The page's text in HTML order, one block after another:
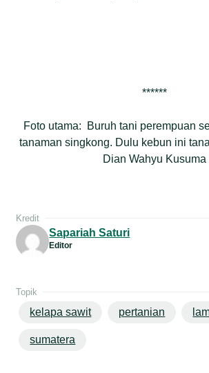
******
Foto utama: Buruh tani perempuan
tanaman singkong. Dulu kebun ini
Dian Wahyu Kusuma
Kredit
Sapariah Saturi
Editor
Topik
kelapa sawit pertanian
sumatera